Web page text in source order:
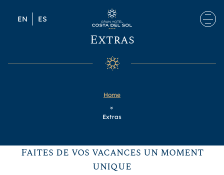
EN ES
Extras
Home
»
Extras
Faites de vos vacances un moment
unique